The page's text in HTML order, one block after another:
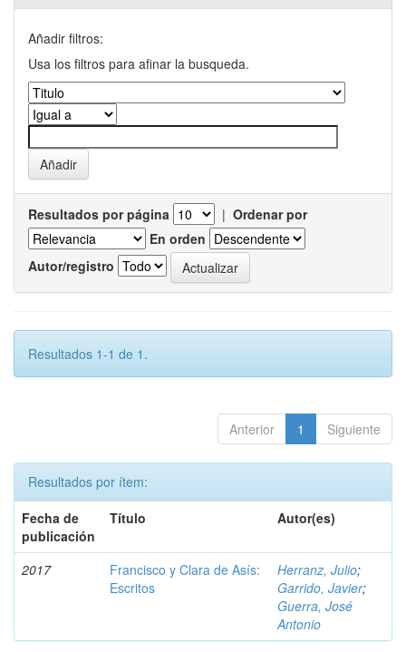
Añadir filtros:
Usa los filtros para afinar la busqueda.
Resultados por página | Ordenar por
En orden
Autor/registro
Resultados 1-1 de 1.
Anterior 1 Siguiente
Resultados por ítem:
Fecha de
publicación
Título Autor(es)
2017
Francisco y Clara de Asís:
Escritos
Herranz, Julio;
Garrido, Javier;
Guerra, José
Antonio